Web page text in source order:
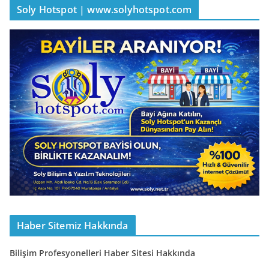
Soly Hotspot | www.solyhotspot.com
Haber Sitemiz Hakkında
Bilişim Profesyonelleri Haber Sitesi Hakkında